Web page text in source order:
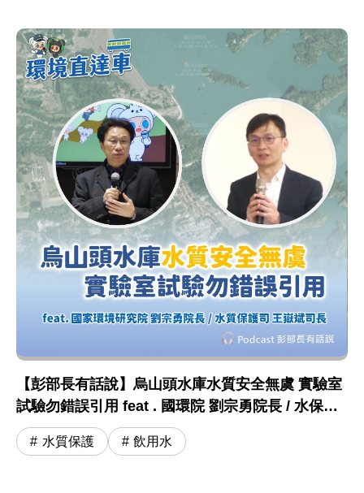
【彭部長有話說】烏山頭水庫水質安全無虞 實驗室
試驗勿錯誤引用 feat . 國環院 劉宗勇院長 / 水保司
王嶽斌司長
水質保護 飲用水